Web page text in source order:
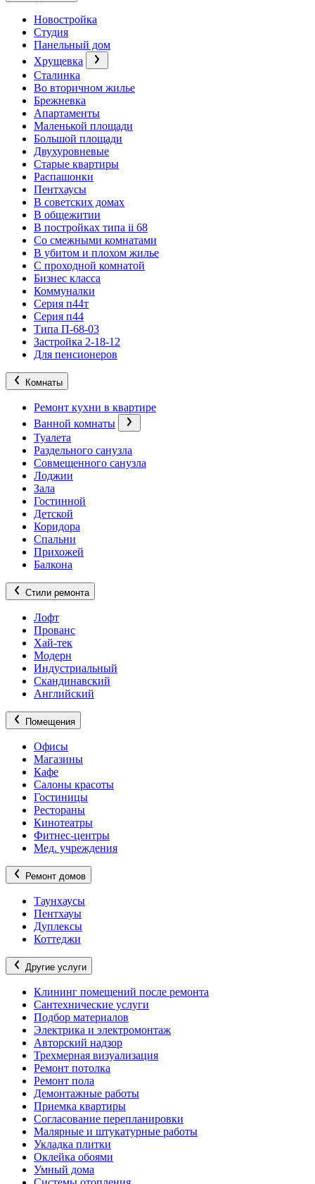
Новостройка
Студия
Панельный дом
Хрущевка
Сталинка
Во вторичном жилье
Брежневка
Апартаменты
Маленькой площади
Большой площади
Двухуровневые
Старые квартиры
Распашонки
Пентхаусы
В советских домах
В общежитии
В постройках типа ii 68
Со смежными комнатами
В убитом и плохом жилье
С проходной комнатой
Бизнес класса
Коммуналки
Серия п44т
Серия п44
Типа П-68-03
Застройка 2-18-12
Для пенсионеров
Комнаты
Ремонт кухни в квартире
Ванной комнаты
Туалета
Раздельного санузла
Совмещенного санузла
Лоджии
Зала
Гостинной
Детской
Коридора
Спальни
Прихожей
Балкона
Стили ремонта
Лофт
Прованс
Хай-тек
Модерн
Индустриальный
Скандинавский
Английский
Помещения
Офисы
Магазины
Кафе
Салоны красоты
Гостиницы
Рестораны
Кинотеатры
Фитнес-центры
Мед. учреждения
Ремонт домов
Таунхаусы
Пентхауы
Дуплексы
Коттеджи
Другие услуги
Клининг помещений после ремонта
Сантехнические услуги
Подбор материалов
Электрика и электромонтаж
Авторский надзор
Трехмерная визуализация
Ремонт потолка
Ремонт пола
Демонтажные работы
Приемка квартиры
Согласование перепланировки
Малярные и штукатурные работы
Укладка плитки
Оклейка обоями
Умный дома